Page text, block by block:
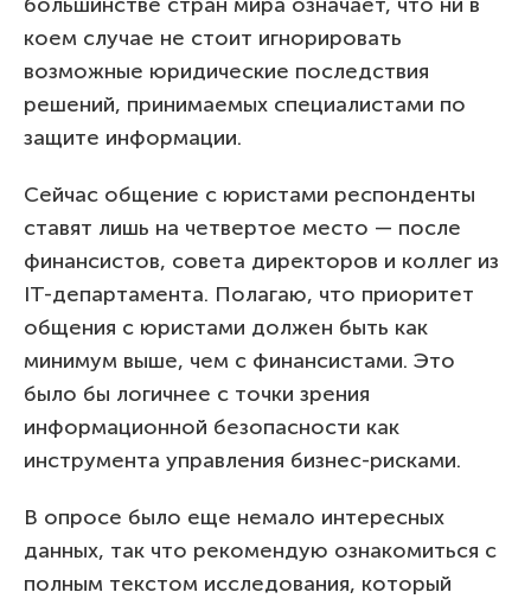
коем случае не стоит игнорировать
возможные юридические последствия
решений, принимаемых специалистами по
защите информации.
Сейчас общение с юристами респонденты
ставят лишь на четвертое место — после
финансистов, совета директоров и коллег из
IT-департамента. Полагаю, что приоритет
общения с юристами должен быть как
минимум выше, чем с финансистами. Это
было бы логичнее с точки зрения
информационной безопасности как
инструмента управления бизнес-рисками.
В опросе было еще немало интересных
данных, так что рекомендую ознакомиться с
полным текстом исследования, который